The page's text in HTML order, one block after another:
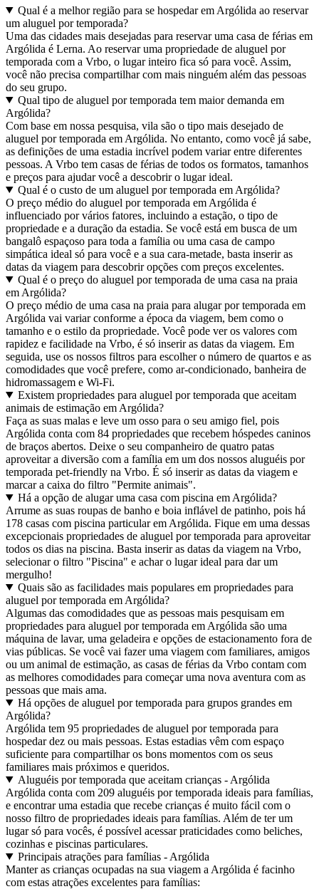
Qual é a melhor região para se hospedar em Argólida ao reservar
um aluguel por temporada?
Uma das cidades mais desejadas para reservar uma casa de férias em
Argólida é Lerna. Ao reservar uma propriedade de aluguel por
temporada com a Vrbo, o lugar inteiro fica só para você. Assim,
você não precisa compartilhar com mais ninguém além das pessoas
do seu grupo.
Qual tipo de aluguel por temporada tem maior demanda em
Argólida?
Com base em nossa pesquisa, vila são o tipo mais desejado de
aluguel por temporada em Argólida. No entanto, como você já sabe,
as definições de uma estadia incrível podem variar entre diferentes
pessoas. A Vrbo tem casas de férias de todos os formatos, tamanhos
e preços para ajudar você a descobrir o lugar ideal.
Qual é o custo de um aluguel por temporada em Argólida?
O preço médio do aluguel por temporada em Argólida é
influenciado por vários fatores, incluindo a estação, o tipo de
propriedade e a duração da estadia. Se você está em busca de um
bangalô espaçoso para toda a família ou uma casa de campo
simpática ideal só para você e a sua cara-metade, basta inserir as
datas da viagem para descobrir opções com preços excelentes.
Qual é o preço do aluguel por temporada de uma casa na praia
em Argólida?
O preço médio de uma casa na praia para alugar por temporada em
Argólida vai variar conforme a época da viagem, bem como o
tamanho e o estilo da propriedade. Você pode ver os valores com
rapidez e facilidade na Vrbo, é só inserir as datas da viagem. Em
seguida, use os nossos filtros para escolher o número de quartos e as
comodidades que você prefere, como ar-condicionado, banheira de
hidromassagem e Wi-Fi.
Existem propriedades para aluguel por temporada que aceitam
animais de estimação em Argólida?
Faça as suas malas e leve um osso para o seu amigo fiel, pois
Argólida conta com 84 propriedades que recebem hóspedes caninos
de braços abertos. Deixe o seu companheiro de quatro patas
aproveitar a diversão com a família em um dos nossos aluguéis por
temporada pet-friendly na Vrbo. É só inserir as datas da viagem e
marcar a caixa do filtro "Permite animais".
Há a opção de alugar uma casa com piscina em Argólida?
Arrume as suas roupas de banho e boia inflável de patinho, pois há
178 casas com piscina particular em Argólida. Fique em uma dessas
excepcionais propriedades de aluguel por temporada para aproveitar
todos os dias na piscina. Basta inserir as datas da viagem na Vrbo,
selecionar o filtro "Piscina" e achar o lugar ideal para dar um
mergulho!
Quais são as facilidades mais populares em propriedades para
aluguel por temporada em Argólida?
Algumas das comodidades que as pessoas mais pesquisam em
propriedades para aluguel por temporada em Argólida são uma
máquina de lavar, uma geladeira e opções de estacionamento fora de
vias públicas. Se você vai fazer uma viagem com familiares, amigos
ou um animal de estimação, as casas de férias da Vrbo contam com
as melhores comodidades para começar uma nova aventura com as
pessoas que mais ama.
Há opções de aluguel por temporada para grupos grandes em
Argólida?
Argólida tem 95 propriedades de aluguel por temporada para
hospedar dez ou mais pessoas. Estas estadias vêm com espaço
suficiente para compartilhar os bons momentos com os seus
familiares mais próximos e queridos.
Aluguéis por temporada que aceitam crianças - Argólida
Argólida conta com 209 aluguéis por temporada ideais para famílias,
e encontrar uma estadia que recebe crianças é muito fácil com o
nosso filtro de propriedades ideais para famílias. Além de ter um
lugar só para vocês, é possível acessar praticidades como beliches,
cozinhas e piscinas particulares.
Principais atrações para famílias - Argólida
Manter as crianças ocupadas na sua viagem a Argólida é facinho
com estas atrações excelentes para famílias: